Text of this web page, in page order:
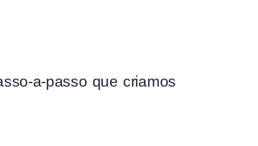
a-passo que criamos